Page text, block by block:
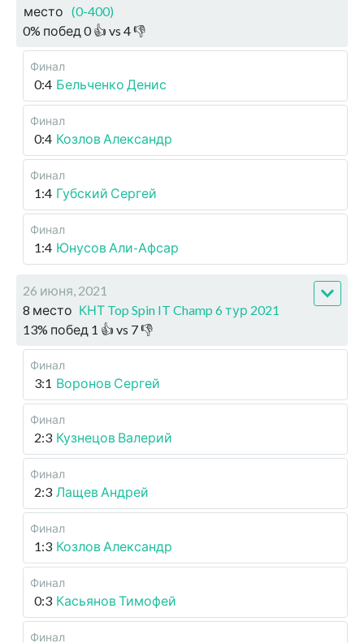
место (0-400)
0% побед 0👍 vs 4👎
Финал
0:4 Бельченко Денис
Финал
0:4 Козлов Александр
Финал
1:4 Губский Сергей
Финал
1:4 Юнусов Али-Афсар
26 июня, 2021
8 место КНТ Top Spin IT Champ 6 тур 2021
13% побед 1 👍 vs 7👎
Финал
3:1 Воронов Сергей
Финал
2:3 Кузнецов Валерий
Финал
2:3 Лащев Андрей
Финал
1:3 Козлов Александр
Финал
0:3 Касьянов Тимофей
Финал